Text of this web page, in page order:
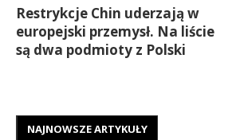
Restrykcje Chin uderzają w
europejski przemysł. Na liście
są dwa podmioty z Polski
NAJNOWSZE ARTYKUŁY